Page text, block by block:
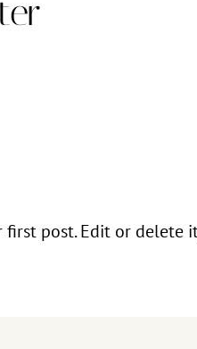
first post. Edit or